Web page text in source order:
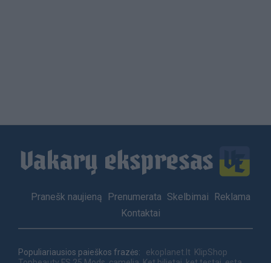
Footer
Pranešk naujieną Prenumerata Skelbimai
Reklama
Kontaktai
Populiariausios paieškos frazės: ekoplanet.lt KlipShop